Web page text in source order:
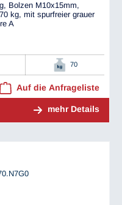
Bolzen M10x15mm,
kg, mit spurfreier grauer
A
70
Auf die Anfrageliste
mehr Details